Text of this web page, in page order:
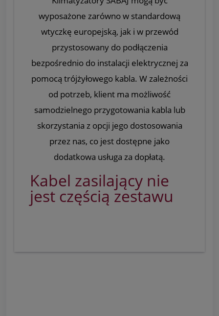
wyposażone zarówno w standardową
wtyczkę europejską, jak i w przewód
przystosowany do podłączenia
bezpośrednio do instalacji elektrycznej za
pomocą trójżyłowego kabla. W zależności
od potrzeb, klient ma możliwość
samodzielnego przygotowania kabla lub
skorzystania z opcji jego dostosowania
przez nas, co jest dostępne jako
dodatkowa usługa za dopłatą.
Kabel zasilający nie
jest częścią zestawu